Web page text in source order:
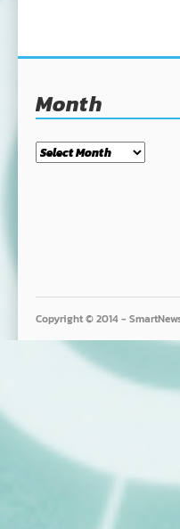
Month
Month
Copyright © 2014 -